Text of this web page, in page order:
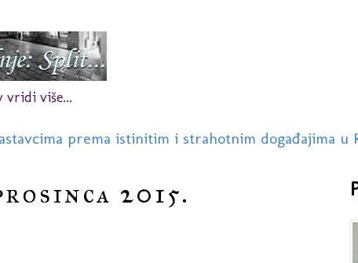
vridi više...
prema istinitim i strahotnim događajima u
2015.